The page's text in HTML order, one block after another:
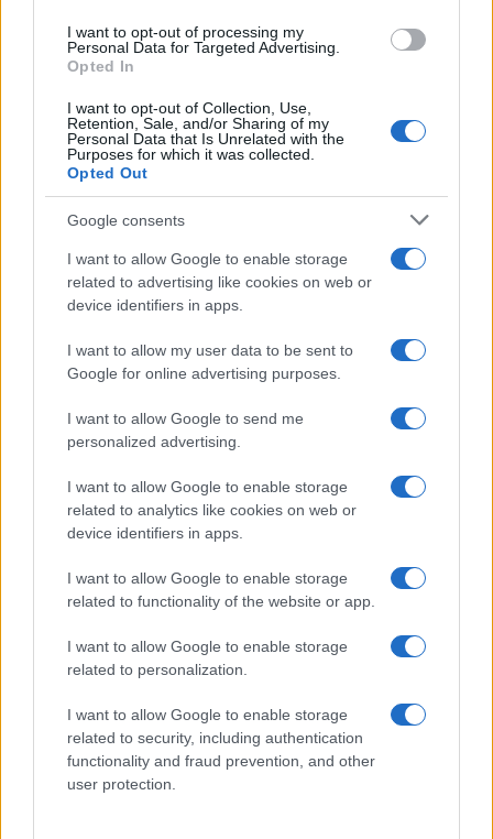
I want to opt-out of processing my
Personal Data for Targeted Advertising.
Opted In
I want to opt-out of Collection, Use,
Retention, Sale, and/or Sharing of my
Personal Data that Is Unrelated with the
Purposes for which it was collected.
Opted Out
Google consents
I want to allow Google to enable storage
related to advertising like cookies on web or
device identifiers in apps.
I want to allow my user data to be sent to
Google for online advertising purposes.
I want to allow Google to send me
personalized advertising.
I want to allow Google to enable storage
related to analytics like cookies on web or
device identifiers in apps.
I want to allow Google to enable storage
related to functionality of the website or app.
I want to allow Google to enable storage
related to personalization.
I want to allow Google to enable storage
related to security, including authentication
functionality and fraud prevention, and other
user protection.
LIFESTYLE
Sri Lanka: itinerari tra spiritualità, architettura e
Matteo Pellegrino · 8 Ago 2026